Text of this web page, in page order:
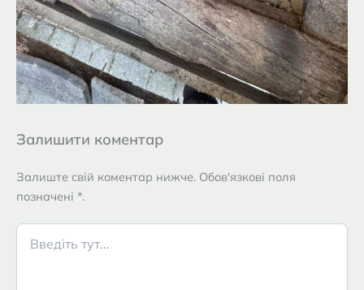
Залишити коментар
Залиште свій коментар нижче. Обов'язкові поля
позначені *.
Введіть
тут...